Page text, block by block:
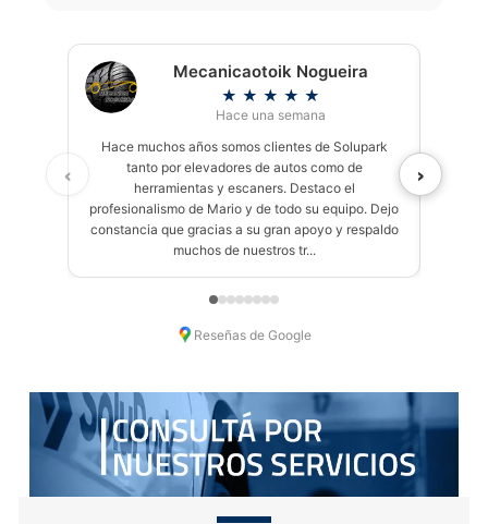
‹
Mecanicaotoik Nogueira
★ ★ ★ ★ ★
Hace una semana
Hace muchos años somos clientes de Solupark
tanto por elevadores de autos como de
herramientas y escaners. Destaco el
profesionalismo de Mario y de todo su equipo. Dejo
constancia que gracias a su gran apoyo y respaldo
muchos de nuestros tr...
›
Reseñas de Google